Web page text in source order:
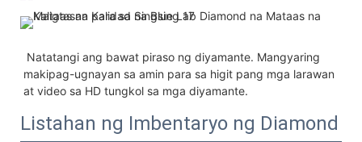
makipag-ugnayan sa amin para sa higit pang mga larawan
at video sa HD tungkol sa mga diyamante.
Listahan ng Imbentaryo ng Diamond